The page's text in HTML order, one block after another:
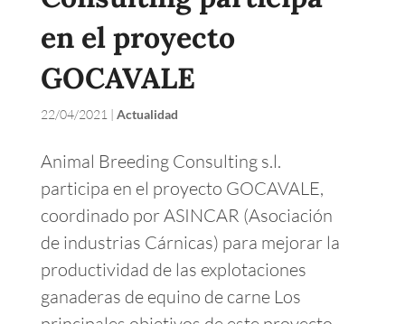
en el proyecto
GOCAVALE
22/04/2021 | Actualidad
Animal Breeding Consulting s.l.
participa en el proyecto GOCAVALE,
coordinado por ASINCAR (Asociación
de industrias Cárnicas) para mejorar la
productividad de las explotaciones
ganaderas de equino de carne Los